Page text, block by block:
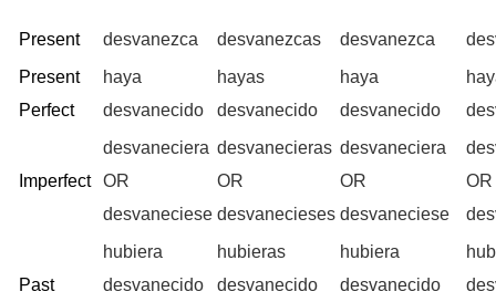
Present desvanezca desvanezcas desvanezca
Present
Perfect
haya
desvanecido
hayas
desvanecido
haya
desvanecido
Imperfect
desvaneciera
OR
desvaneciese
desvanecieras
OR
desvanecieses
desvaneciera
OR
desvaneciese
OR
Past
hubiera
desvanecido
hubieras
desvanecido
hubiera
desvanecido